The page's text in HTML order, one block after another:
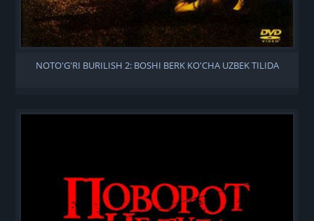
NOTO'G'RI BURILISH 2: BOSHI BERK KO'CHA UZBEK TILIDA